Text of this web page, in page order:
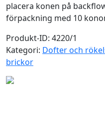
placera konen på
förpackning med 10
Produkt-ID: 4220/1
Kategori: Dofter och
brickor